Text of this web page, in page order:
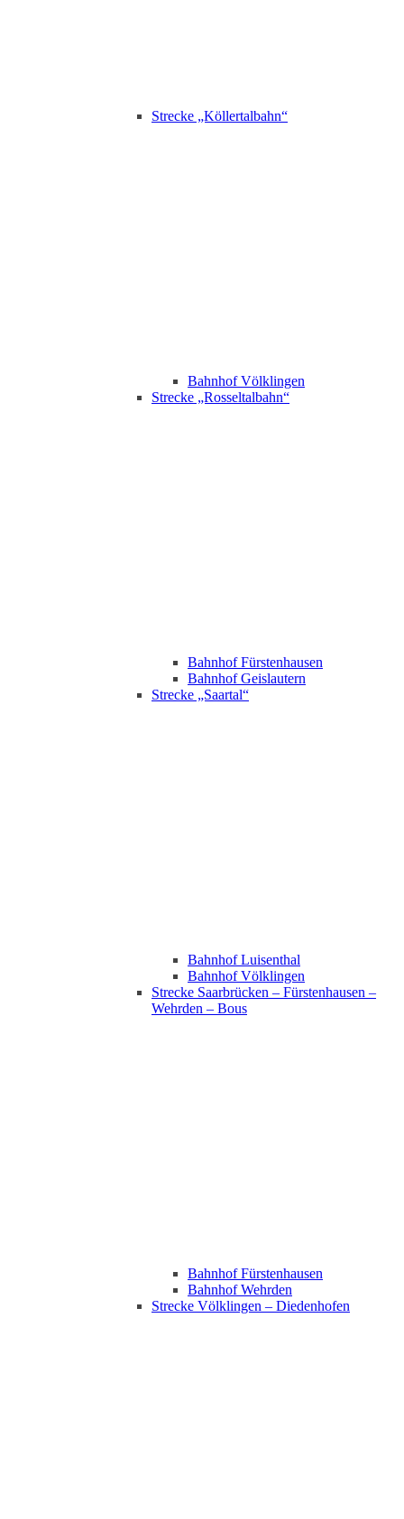
Strecke „Köllertalbahn“
Bahnhof Völklingen
Strecke „Rosseltalbahn“
Bahnhof Fürstenhausen
Bahnhof Geislautern
Strecke „Saartal“
Bahnhof Luisenthal
Bahnhof Völklingen
Strecke Saarbrücken – Fürstenhausen –
Wehrden – Bous
Bahnhof Fürstenhausen
Bahnhof Wehrden
Strecke Völklingen – Diedenhofen